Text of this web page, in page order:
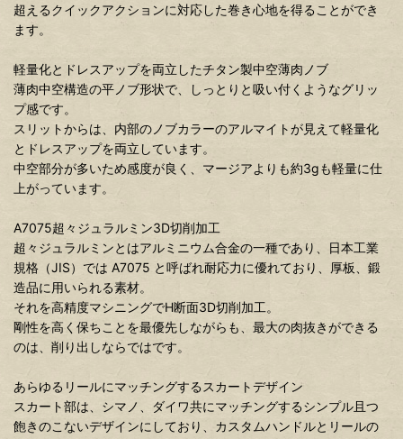
超えるクイックアクションに対応した巻き心地を得ることができ
ます。
軽量化とドレスアップを両立したチタン製中空薄肉ノブ
薄肉中空構造の平ノブ形状で、しっとりと吸い付くようなグリッ
プ感です。
スリットからは、内部のノブカラーのアルマイトが見えて軽量化
とドレスアップを両立しています。
中空部分が多いため感度が良く、マージアよりも約3gも軽量に仕
上がっています。
A7075超々ジュラルミン3D切削加工
超々ジュラルミンとはアルミニウム合金の一種であり、日本工業
規格（JIS）では A7075 と呼ばれ耐応力に優れており、厚板、鍛
造品に用いられる素材。
それを高精度マシニングでH断面3D切削加工。
剛性を高く保ちことを最優先しながらも、最大の肉抜きができる
のは、削り出しならではです。
あらゆるリールにマッチングするスカートデザイン
スカート部は、シマノ、ダイワ共にマッチングするシンプル且つ
飽きのこないデザインにしており、カスタムハンドルとリールの